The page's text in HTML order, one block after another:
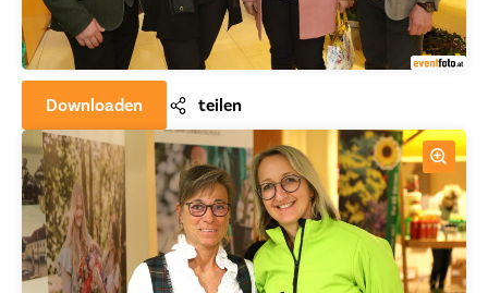
Downloaden teilen